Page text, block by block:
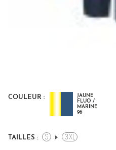
COULEUR :
JAUNE
FLUO /
MARINE
96
TAILLES : S 3XL